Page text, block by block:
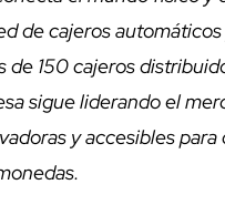
de cajeros
de 150 cajeros
sigue liderando el
y accesibles para